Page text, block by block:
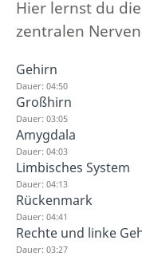
Hier lernst du
zentralen
Gehirn
Dauer: 04:50
Großhirn
Dauer: 03:05
Amygdala
Dauer: 04:03
Limbisches System
Dauer: 04:13
Rückenmark
Dauer: 04:41
Rechte und linke
Dauer: 03:27